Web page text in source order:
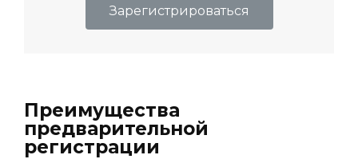
Зарегистрироваться
Преимущества
предварительной
регистрации